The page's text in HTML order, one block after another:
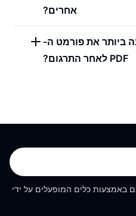
אחרים?
ביותר את פורמט ה-
PDF לאחר התרגום?
באמצעות כלים המופעלים על ידי